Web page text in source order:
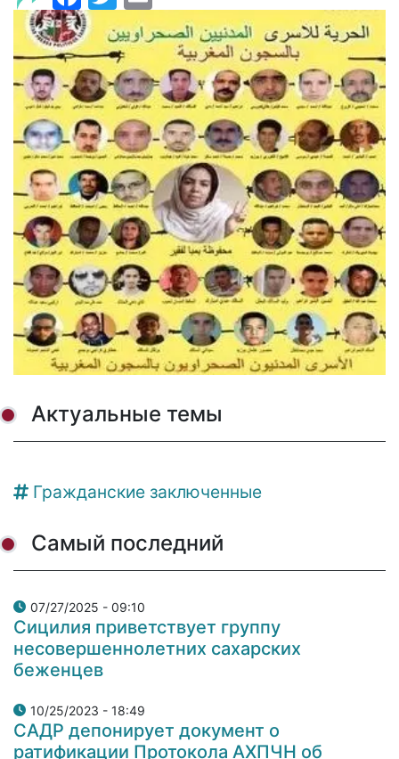
Актуальные темы
Гражданские заключенные
Самый последний
07/27/2025 - 09:10
Сицилия приветствует группу
несовершеннолетних сахарских
беженцев
10/25/2023 - 18:49
САДР депонирует документ о
ратификации Протокола АХПЧН об